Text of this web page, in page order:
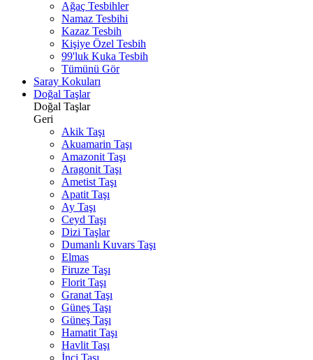
Ağaç Tesbihler
Namaz Tesbihi
Kazaz Tesbih
Kişiye Özel Tesbih
99'luk Kuka Tesbih
Tümünü Gör
Saray Kokuları
Doğal Taşlar
Doğal Taşlar
Geri
Akik Taşı
Akuamarin Taşı
Amazonit Taşı
Aragonit Taşı
Ametist Taşı
Apatit Taşı
Ay Taşı
Ceyd Taşı
Dizi Taşlar
Dumanlı Kuvars Taşı
Elmas
Firuze Taşı
Florit Taşı
Granat Taşı
Güneş Taşı
Güneş Taşı
Hamatit Taşı
Havlit Taşı
İnci Taşı